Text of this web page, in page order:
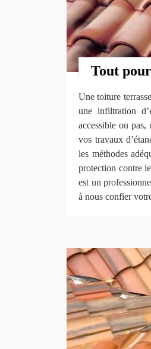
Tout
Une toiture
une infiltration
accessible ou
vos travaux
les méthodes
protection contre
est un
à nous confier